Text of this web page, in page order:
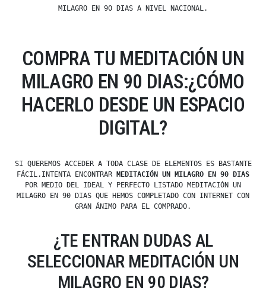
MILAGRO EN 90 DIAS A NIVEL NACIONAL.
COMPRA TU MEDITACIÓN UN
MILAGRO EN 90 DIAS:¿CÓMO
HACERLO DESDE UN ESPACIO
DIGITAL?
SI QUEREMOS ACCEDER A TODA CLASE DE ELEMENTOS ES BASTANTE
FÁCIL.INTENTA ENCONTRAR
MEDITACIÓN UN MILAGRO EN 90 DIAS
POR MEDIO DEL IDEAL Y PERFECTO LISTADO MEDITACIÓN UN
MILAGRO EN 90 DIAS QUE HEMOS COMPLETADO CON INTERNET CON
GRAN ÁNIMO PARA EL COMPRADO.
¿TE ENTRAN DUDAS AL
SELECCIONAR MEDITACIÓN UN
MILAGRO EN 90 DIAS?